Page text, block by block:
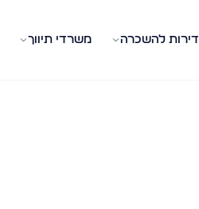
דירות להשכרה משרדי תיווך